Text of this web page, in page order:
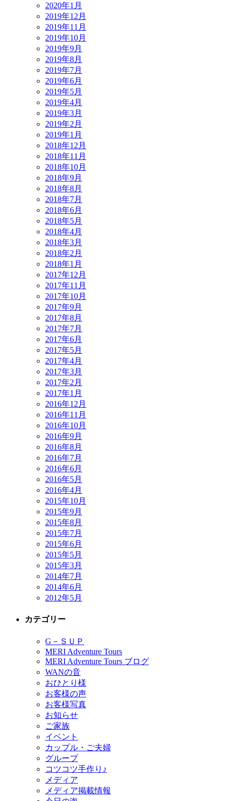
2020年1月
2019年12月
2019年11月
2019年10月
2019年9月
2019年8月
2019年7月
2019年6月
2019年5月
2019年4月
2019年3月
2019年2月
2019年1月
2018年12月
2018年11月
2018年10月
2018年9月
2018年8月
2018年7月
2018年6月
2018年5月
2018年4月
2018年3月
2018年2月
2018年1月
2017年12月
2017年11月
2017年10月
2017年9月
2017年8月
2017年7月
2017年6月
2017年5月
2017年4月
2017年3月
2017年2月
2017年1月
2016年12月
2016年11月
2016年10月
2016年9月
2016年8月
2016年7月
2016年6月
2016年5月
2016年4月
2015年10月
2015年9月
2015年8月
2015年7月
2015年6月
2015年5月
2015年3月
2014年7月
2014年6月
2012年5月
カテゴリー
G－ＳＵＰ
MERI Adventure Tours
MERI Adventure Tours ブログ
WANの音
おひとり様
お客様の声
お客様写真
お知らせ
ご家族
イベント
カップル・ご夫婦
グループ
コツコツ手作り♪
メディア
メディア掲載情報